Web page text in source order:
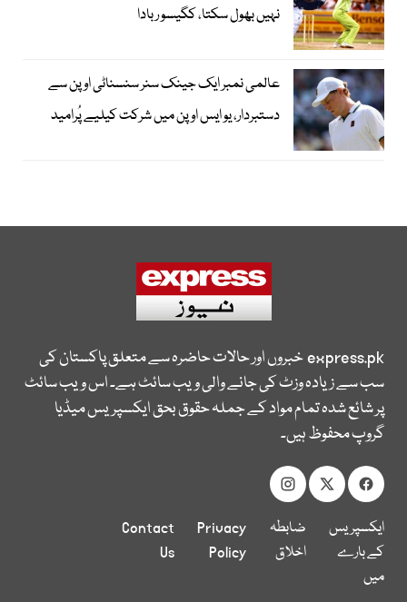
نہیں بھول سکتا، کگیسو ربادا
عالمی نمبر ایک جینک سنر سنسناٹی اوپن سے
دستبردار، یو ایس اوپن میں شرکت کیلیے پُرامید
express.pkخبروں اور حالات حاضرہ سے متعلق پاکستان کی
سب سے زیادہ وزٹ کی جانے والی ویب سائٹ ہے۔ اس ویب سائٹ
پر شائع شدہ تمام مواد کے جملہ حقوق بحق ایکسپریس میڈیا
گروپ محفوظ ہیں۔
ایکسپریس
کے بارے
میں
ضابطہ
اخلاق
Privacy
Policy
Contact
Us